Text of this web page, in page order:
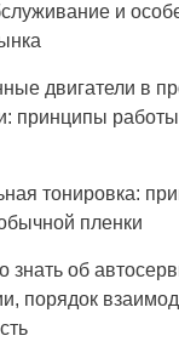
и
двигатели в
принципы работы
тонировка:
пленки
знать об
порядок